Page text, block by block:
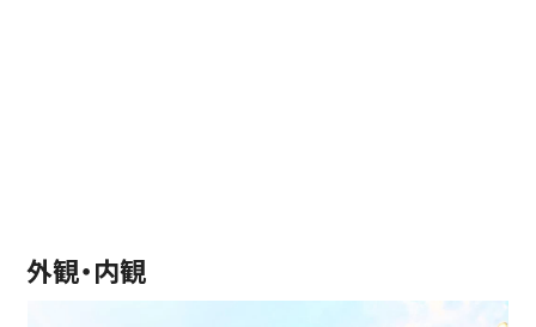
外観・内観